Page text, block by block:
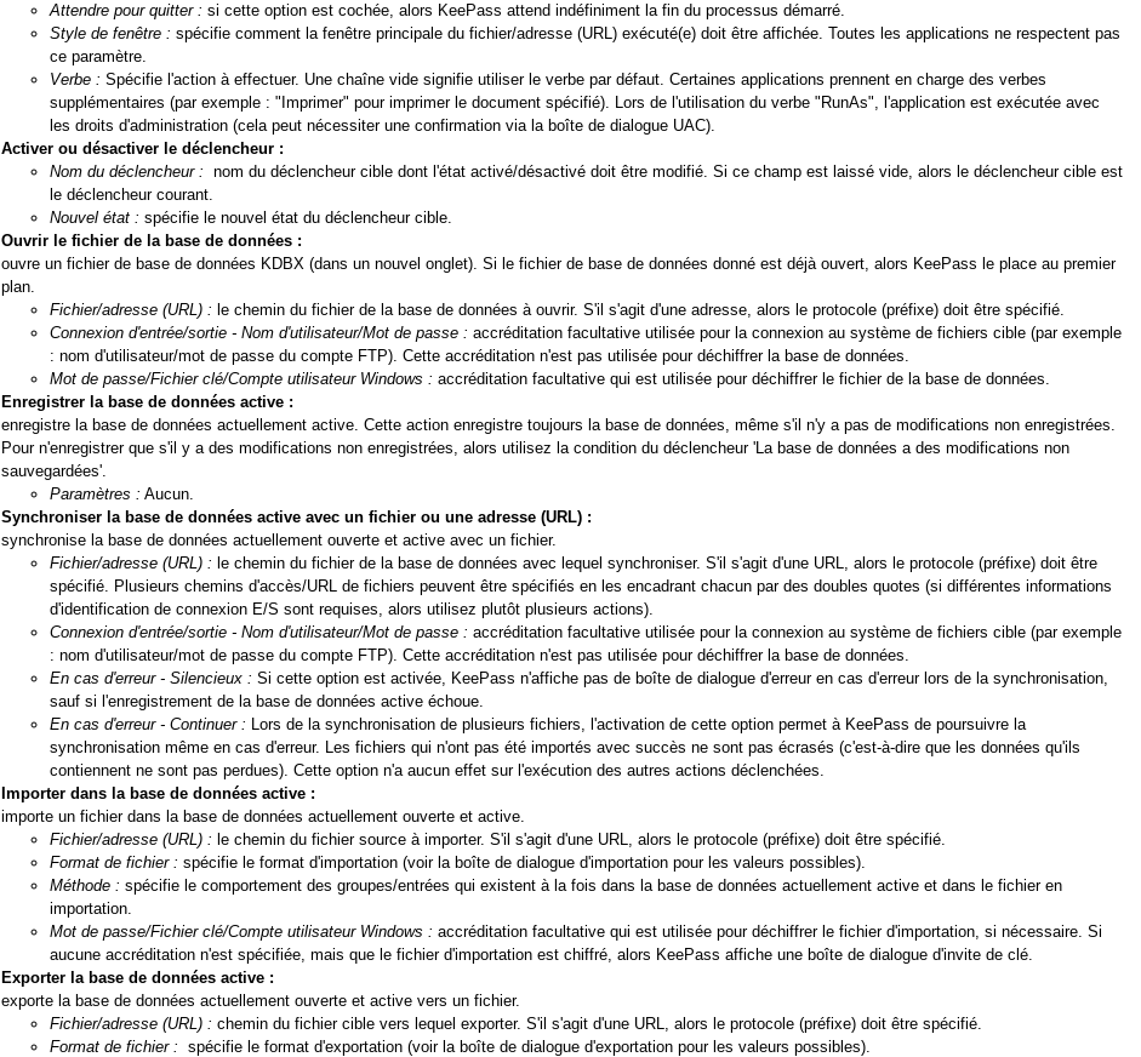
Attendre pour quitter : si cette option est cochée, alors KeePass attend indéfiniment la fin du processus démarré.
Style de fenêtre : spécifie comment la fenêtre principale du fichier/adresse (URL) exécuté(e) doit être affichée. Toutes les applications ne respectent pas
ce paramètre.
Verbe : Spécifie l'action à effectuer. Une chaîne vide signifie utiliser le verbe par défaut. Certaines applications prennent en charge des verbes
supplémentaires (par exemple : "Imprimer" pour imprimer le document spécifié). Lors de l'utilisation du verbe "RunAs", l'application est exécutée avec
les droits d'administration (cela peut nécessiter une confirmation via la boîte de dialogue UAC).
Activer ou désactiver le déclencheur :
Nom du déclencheur : nom du déclencheur cible dont l'état activé/désactivé doit être modifié. Si ce champ est laissé vide, alors le déclencheur cible est
le déclencheur courant.
Nouvel état : spécifie le nouvel état du déclencheur cible.
Ouvrir le fichier de la base de données :
ouvre un fichier de base de données KDBX (dans un nouvel onglet). Si le fichier de base de données donné est déjà ouvert, alors KeePass le place au premier
plan.
Fichier/adresse (URL) : le chemin du fichier de la base de données à ouvrir. S'il s'agit d'une adresse, alors le protocole (préfixe) doit être spécifié.
Connexion d'entrée/sortie - Nom d'utilisateur/Mot de passe : accréditation facultative utilisée pour la connexion au système de fichiers cible (par exemple
: nom d'utilisateur/mot de passe du compte FTP). Cette accréditation n'est pas utilisée pour déchiffrer la base de données.
Mot de passe/Fichier clé/Compte utilisateur Windows : accréditation facultative qui est utilisée pour déchiffrer le fichier de la base de données.
Enregistrer la base de données active :
enregistre la base de données actuellement active. Cette action enregistre toujours la base de données, même s'il n'y a pas de modifications non enregistrées.
Pour n'enregistrer que s'il y a des modifications non enregistrées, alors utilisez la condition du déclencheur 'La base de données a des modifications non
sauvegardées'.
Paramètres : Aucun.
Synchroniser la base de données active avec un fichier ou une adresse (URL) :
synchronise la base de données actuellement ouverte et active avec un fichier.
Fichier/adresse (URL) : le chemin du fichier de la base de données avec lequel synchroniser. S'il s'agit d'une URL, alors le protocole (préfixe) doit être
spécifié. Plusieurs chemins d'accès/URL de fichiers peuvent être spécifiés en les encadrant chacun par des doubles quotes (si différentes informations
d'identification de connexion E/S sont requises, alors utilisez plutôt plusieurs actions).
Connexion d'entrée/sortie - Nom d'utilisateur/Mot de passe : accréditation facultative utilisée pour la connexion au système de fichiers cible (par exemple
: nom d'utilisateur/mot de passe du compte FTP). Cette accréditation n'est pas utilisée pour déchiffrer la base de données.
En cas d'erreur - Silencieux : Si cette option est activée, KeePass n'affiche pas de boîte de dialogue d'erreur en cas d'erreur lors de la synchronisation,
sauf si l'enregistrement de la base de données active échoue.
En cas d'erreur - Continuer : Lors de la synchronisation de plusieurs fichiers, l'activation de cette option permet à KeePass de poursuivre la
synchronisation même en cas d'erreur. Les fichiers qui n'ont pas été importés avec succès ne sont pas écrasés (c'est-à-dire que les données qu'ils
contiennent ne sont pas perdues). Cette option n'a aucun effet sur l'exécution des autres actions déclenchées.
Importer dans la base de données active :
importe un fichier dans la base de données actuellement ouverte et active.
Fichier/adresse (URL) : le chemin du fichier source à importer. S'il s'agit d'une URL, alors le protocole (préfixe) doit être spécifié.
Format de fichier : spécifie le format d'importation (voir la boîte de dialogue d'importation pour les valeurs possibles).
Méthode : spécifie le comportement des groupes/entrées qui existent à la fois dans la base de données actuellement active et dans le fichier en
importation.
Mot de passe/Fichier clé/Compte utilisateur Windows : accréditation facultative qui est utilisée pour déchiffrer le fichier d'importation, si nécessaire. Si
aucune accréditation n'est spécifiée, mais que le fichier d'importation est chiffré, alors KeePass affiche une boîte de dialogue d'invite de clé.
Exporter la base de données active :
exporte la base de données actuellement ouverte et active vers un fichier.
Fichier/adresse (URL) : chemin du fichier cible vers lequel exporter. S'il s'agit d'une URL, alors le protocole (préfixe) doit être spécifié.
Format de fichier : spécifie le format d'exportation (voir la boîte de dialogue d'exportation pour les valeurs possibles).